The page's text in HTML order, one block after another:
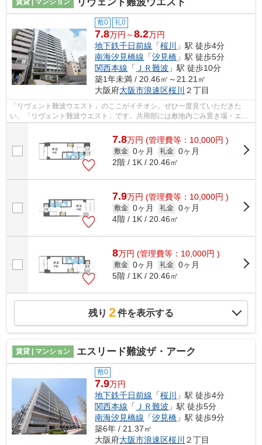
賃貸 | マンション
敷0 礼0
7.8万円～8.2万円
地下鉄千日前線 「桜川
」駅 徒歩4分
南海汐見橋線 「汐見橋 」駅 徒歩5分
関西本線 「 ＪＲ難波 」駅 徒歩10分
築1年未満 / 20.46㎡～21.21㎡
大阪府大阪市浪速区桜川 ２丁目
「リヴェント難波ウエスト」のここがイチオシ。ぜひ一度見ていただきた
い、「リヴェント難波ウエスト」です。共用部には敷地内ごみ置き場・エレ
ベータなどが備わっておりとても充実し...
7.8万円 (管理費等：10,000円 )
敷金 0ヶ月 礼金 0ヶ月
2階 / 1K / 20.46㎡
7.9万円 (管理費等：10,000円 )
敷金 0ヶ月 礼金 0ヶ月
4階 / 1K / 20.46㎡
8万円 (管理費等：10,000円 )
敷金 0ヶ月 礼金 0ヶ月
5階 / 1K / 20.46㎡
残り 2件を表示する
賃貸 | マンション エスリード難波ザ・アーク
敷0
7.9万円
地下鉄千日前線 「桜川
」駅 徒歩4分
関西本線 「 ＪＲ難波 」駅 徒歩5分
南海汐見橋線 「汐見橋 」駅 徒歩9分
築6年 / 21.37㎡
大阪府大阪市浪速区桜川 ２丁目